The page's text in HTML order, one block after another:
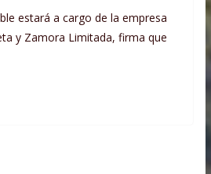
estará a cargo de la empresa
y Zamora Limitada, firma que